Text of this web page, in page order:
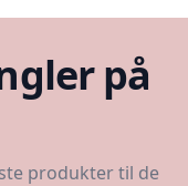
på
produkter til de